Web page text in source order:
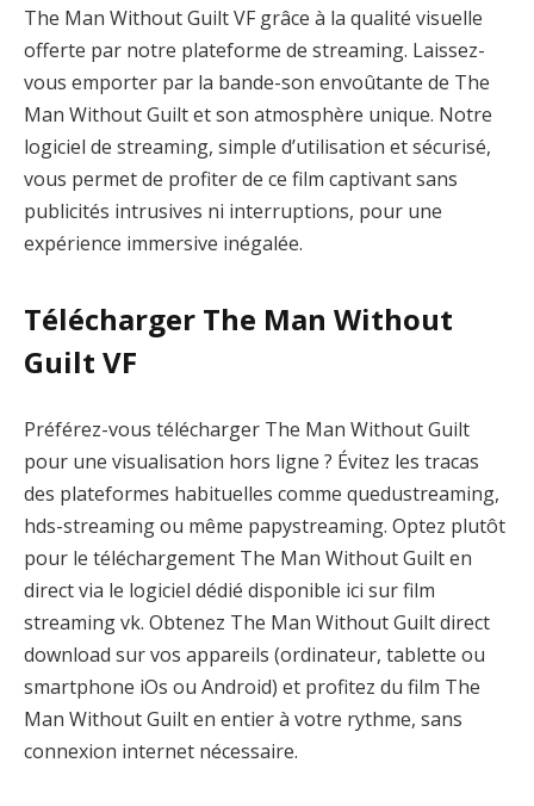
The Man Without Guilt VF grâce à la qualité visuelle
offerte par notre plateforme de streaming. Laissez-
vous emporter par la bande-son envoûtante de The
Man Without Guilt et son atmosphère unique. Notre
logiciel de streaming, simple d’utilisation et sécurisé,
vous permet de profiter de ce film captivant sans
publicités intrusives ni interruptions, pour une
expérience immersive inégalée.
Télécharger The Man Without
Guilt VF
Préférez-vous télécharger The Man Without Guilt
pour une visualisation hors ligne ? Évitez les tracas
des plateformes habituelles comme quedustreaming,
hds-streaming ou même papystreaming. Optez plutôt
pour le téléchargement The Man Without Guilt en
direct via le logiciel dédié disponible ici sur film
streaming vk. Obtenez The Man Without Guilt direct
download sur vos appareils (ordinateur, tablette ou
smartphone iOs ou Android) et profitez du film The
Man Without Guilt en entier à votre rythme, sans
connexion internet nécessaire.